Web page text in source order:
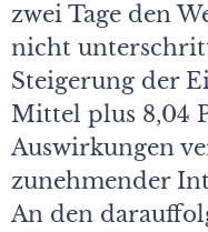
zwei Tage den
nicht
Steigerung der
Mittel plus 8,04
Auswirkungen
zunehmender
An den